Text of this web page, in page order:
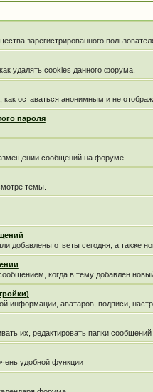
зарегистрированного
удалять cookies данного форума.
оставаться анонимным и не
пароля
сообщений на форуме.
темы.
добавлены ответы сегодня, а также
когда в тему добавлен
информации, аватаров, подписи,
их, редактировать папки
удобной функции